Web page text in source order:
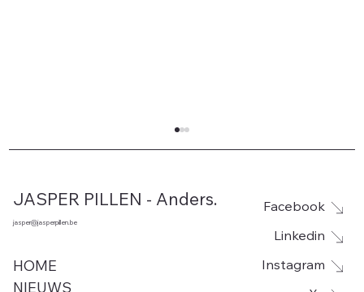
JASPER PILLEN - Anders.
jasper@jasperpillen.be
HOME
Facebook
Linkedin
Instagram